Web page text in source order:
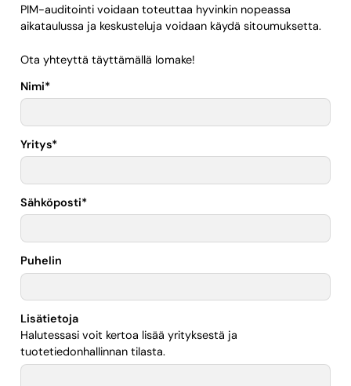
PIM-auditointi voidaan toteuttaa hyvinkin nopeassa
aikataulussa ja keskusteluja voidaan käydä sitoumuksetta.
Ota yhteyttä täyttämällä lomake!
Nimi*
Yritys*
Sähköposti*
Puhelin
Lisätietoja
Halutessasi voit kertoa lisää yrityksestä ja
tuotetiedonhallinnan tilasta.